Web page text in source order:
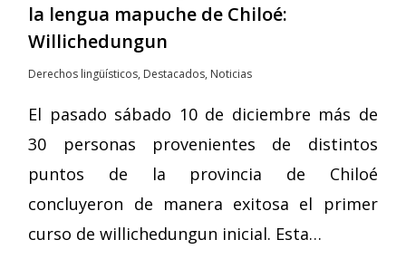
la lengua mapuche de Chiloé:
Willichedungun
Derechos lingüísticos, Destacados, Noticias
El pasado sábado 10 de diciembre más de
30 personas provenientes de distintos
puntos de la provincia de Chiloé
concluyeron de manera exitosa el primer
curso de willichedungun inicial. Esta…